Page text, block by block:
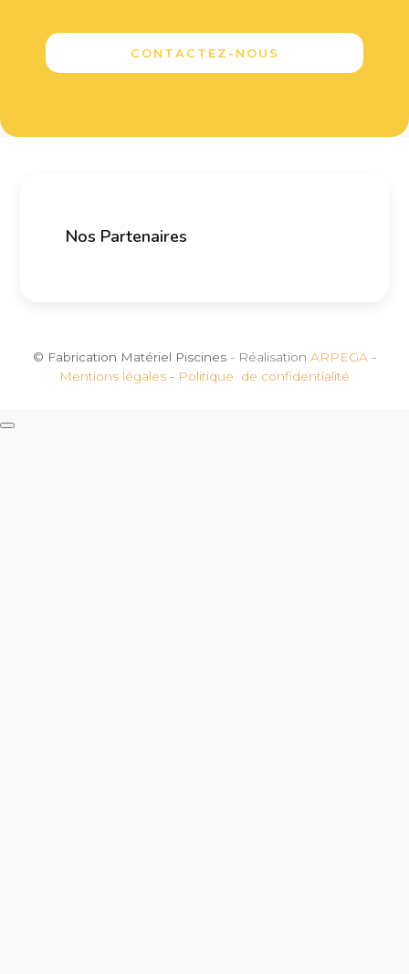
CONTACTEZ-NOUS
Nos Partenaires
© Fabrication Matériel Piscines - Réalisation ARPEGA -
Mentions légales - Politique de confidentialité